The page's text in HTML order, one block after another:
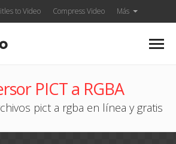
to Video Compress Video Más
PICT a RGBA
pict a rgba en línea y gratis